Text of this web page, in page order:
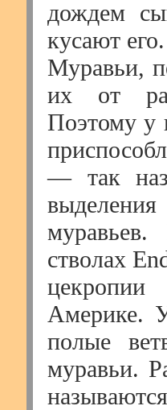
дождем
кусают его.
Муравьи,
их от
Поэтому у
— так
стволах
Америке.
полые
муравьи.